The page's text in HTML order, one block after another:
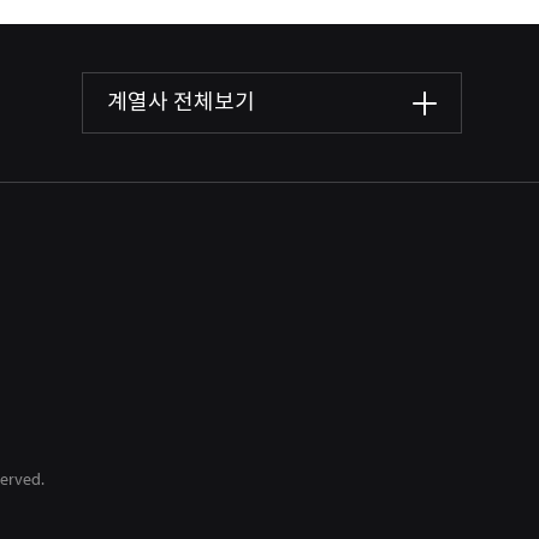
계열사 전체보기